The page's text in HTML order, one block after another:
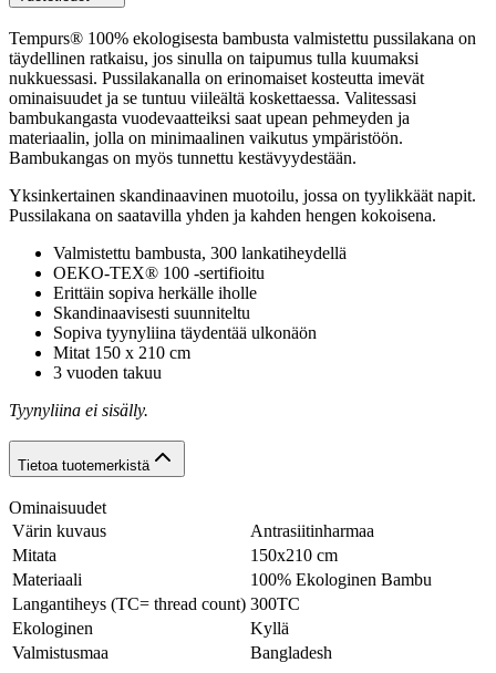
Tempurs® 100% ekologisesta bambusta valmistettu pussilakana on
täydellinen ratkaisu, jos sinulla on taipumus tulla kuumaksi
nukkuessasi. Pussilakanalla on erinomaiset kosteutta imevät
ominaisuudet ja se tuntuu viileältä koskettaessa. Valitessasi
bambukangasta vuodevaatteiksi saat upean pehmeyden ja
materiaalin, jolla on minimaalinen vaikutus ympäristöön.
Bambukangas on myös tunnettu kestävyydestään.
Yksinkertainen skandinaavinen muotoilu, jossa on tyylikkäät napit.
Pussilakana on saatavilla yhden ja kahden hengen kokoisena.
Valmistettu bambusta, 300 lankatiheydellä
OEKO-TEX® 100 -sertifioitu
Erittäin sopiva herkälle iholle
Skandinaavisesti suunniteltu
Sopiva tyynyliina täydentää ulkonäön
Mitat 150 x 210 cm
3 vuoden takuu
Tyynyliina ei sisälly.
Tietoa tuotemerkistä
Ominaisuudet
Värin kuvaus
Antrasiitinharmaa
Mitata
150x210 cm
Materiaali
100% Ekologinen Bambu
Langantiheys (TC= thread count) 300TC
Ekologinen
Kyllä
Valmistusmaa
Bangladesh